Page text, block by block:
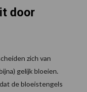
door
zich van
gelijk bloeien.
de bloeistengels